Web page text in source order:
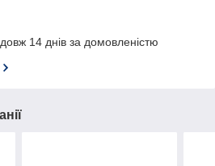
14 днів за домовленістю